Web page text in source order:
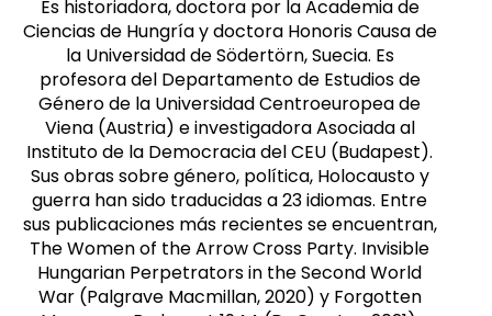
Es historiadora, doctora por la Academia de
Ciencias de Hungría y doctora Honoris Causa de
la Universidad de Södertörn, Suecia. Es
profesora del Departamento de Estudios de
Género de la Universidad Centroeuropea de
Viena (Austria) e investigadora Asociada al
Instituto de la Democracia del CEU (Budapest).
Sus obras sobre género, política, Holocausto y
guerra han sido traducidas a 23 idiomas. Entre
sus publicaciones más recientes se encuentran,
The Women of the Arrow Cross Party. Invisible
Hungarian Perpetrators in the Second World
War (Palgrave Macmillan, 2020) y Forgotten